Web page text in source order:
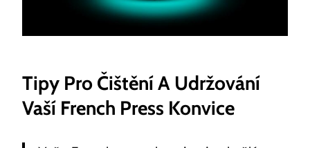
Tipy Pro Čištění A Udržování
Vaší French Press Konvice